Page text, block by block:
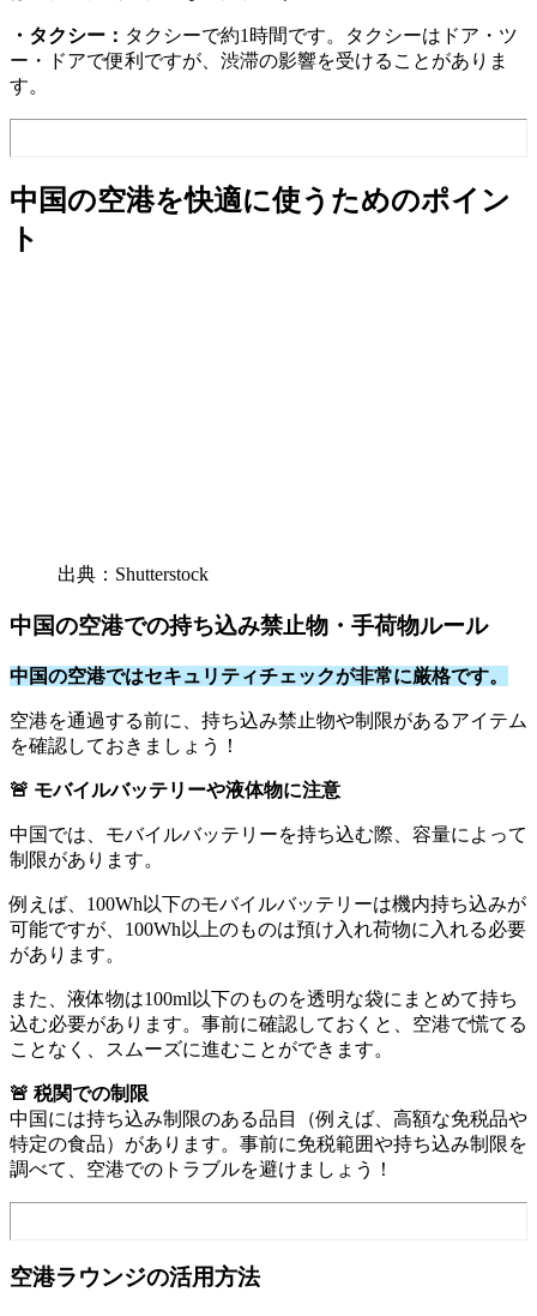
・タクシー： タクシーで約1時間です。タクシーはドア・ツ
ー・ドアで便利ですが、渋滞の影響を受けることがありま
す。
中国の空港を快適に使うためのポイン
ト
出典：Shutterstock
中国の空港での持ち込み禁止物・手荷物ルール
中国の空港ではセキュリティチェックが非常に厳格です。
空港を通過する前に、持ち込み禁止物や制限があるアイテム
を確認しておきましょう！
🚨 モバイルバッテリーや液体物に注意
中国では、モバイルバッテリーを持ち込む際、容量によって
制限があります。
例えば、100Wh以下のモバイルバッテリーは機内持ち込みが
可能ですが、100Wh以上のものは預け入れ荷物に入れる必要
があります。
また、液体物は100ml以下のものを透明な袋にまとめて持ち
込む必要があります。事前に確認しておくと、空港で慌てる
ことなく、スムーズに進むことができます。
🚨 税関での制限
中国には持ち込み制限のある品目（例えば、高額な免税品や
特定の食品）があります。事前に免税範囲や持ち込み制限を
調べて、空港でのトラブルを避けましょう！
空港ラウンジの活用方法